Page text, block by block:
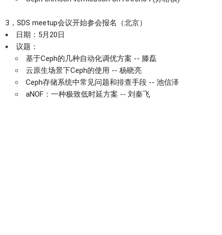
3，SDS meetup会议开始参会报名（北京）
日期：5月20日
议题：
基于Ceph的几种自动化调优方案 -- 滕磊
云原生场景下Ceph的使用 -- 杨晓亮
Ceph存储系统中常见问题和排查手段 -- 池信泽
aNOF：一种极致低时延方案 -- 刘秦飞